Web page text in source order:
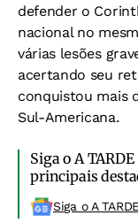
defender o
nacional no
várias lesões
acertando seu
conquistou mais
Sul-Americana.
Siga o A
principais
Siga o A